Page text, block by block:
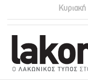
Κυριακή